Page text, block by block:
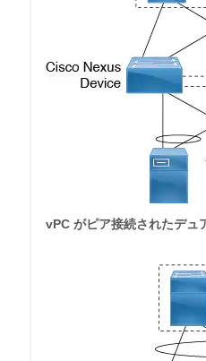
vPC がピア接続されたデュ